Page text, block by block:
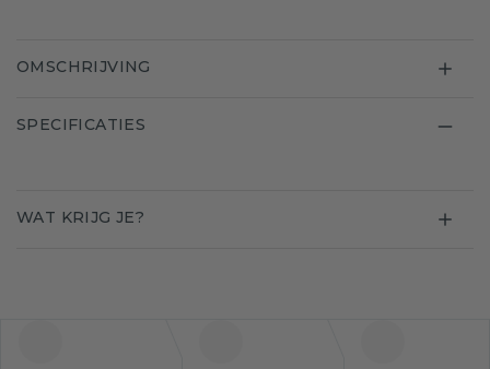
OMSCHRIJVING
SPECIFICATIES
WAT KRIJG JE?